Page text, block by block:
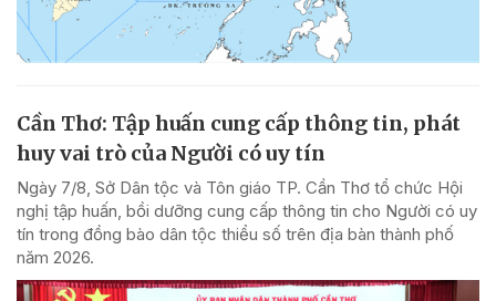
Cần Thơ: Tập huấn cung cấp thông tin, phát
huy vai trò của Người có uy tín
Ngày 7/8, Sở Dân tộc và Tôn giáo TP. Cần Thơ tổ chức Hội
nghị tập huấn, bồi dưỡng cung cấp thông tin cho Người có uy
tín trong đồng bào dân tộc thiểu số trên địa bàn thành phố
năm 2026.